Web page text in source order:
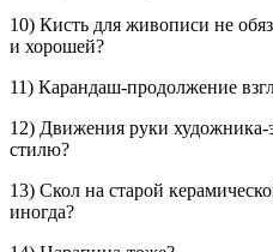
10) Кисть для живописи не
и хорошей?
11) Карандаш-продолжение
12) Движения руки
стилю?
13) Скол на старой
иногда?